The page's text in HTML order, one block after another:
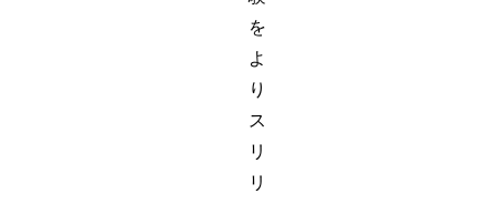
を
よ
り
ス
リ
リ